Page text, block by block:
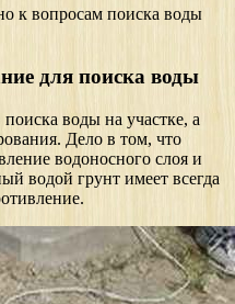
к вопросам поиска воды
для поиска воды
воды на участке, а
Дело в том, что
водоносного слоя и
водой грунт имеет всегда